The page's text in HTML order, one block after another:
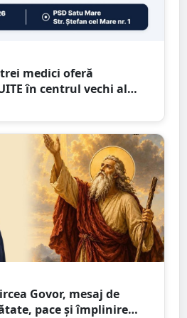
trei medici oferă
în centrul vechi al
Govor, mesaj de
pace și împlinire